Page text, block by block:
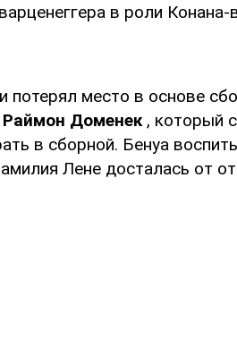
в роли Конана-
потерял место в основе
Раймон Доменек, который
в сборной. Бенуа
Лене досталась от